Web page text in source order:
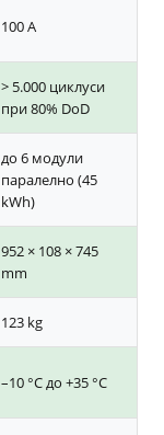
100 A
> 5.000 циклуси
при 80% DoD
до 6 модули
паралелно (45
kWh)
952 × 108 × 745
mm
123 kg
–10 °C до +35 °C